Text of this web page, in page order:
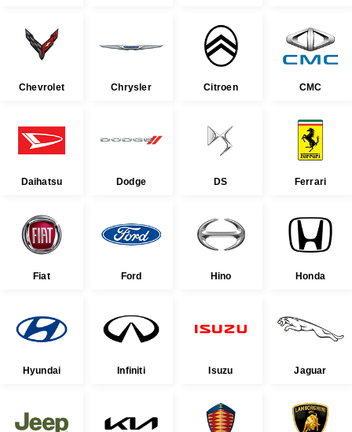
Chevrolet Chrysler Citroen CMC
Daihatsu Dodge DS Ferrari
Fiat Ford Hino Honda
Hyundai Infiniti Isuzu Jaguar